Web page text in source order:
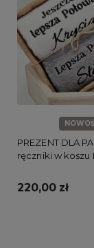
PREZENT DLA
ręczniki w koszu
220,00 zł